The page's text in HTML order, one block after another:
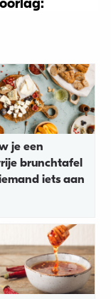
je een
brunchtafel
iets aan